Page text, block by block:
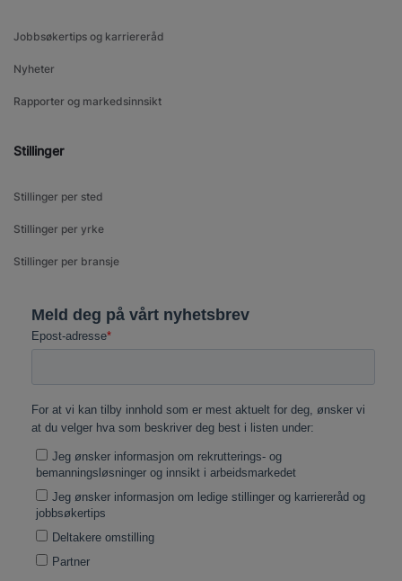
Jobbsøkertips og karriereråd
Nyheter
Rapporter og markedsinnsikt
Stillinger
Stillinger per sted
Stillinger per yrke
Stillinger per bransje